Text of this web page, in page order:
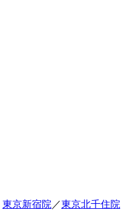
東京新宿院 ／東京北千住院